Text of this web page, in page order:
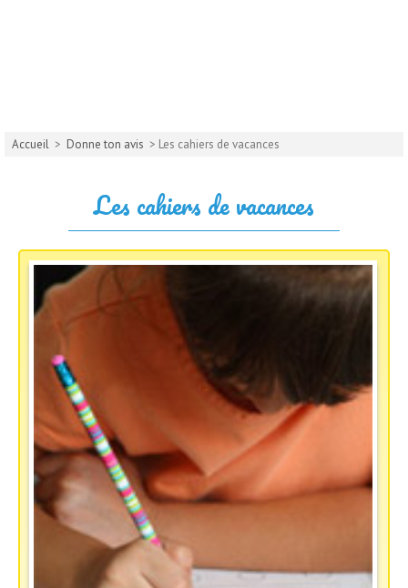
Accueil > Donne ton avis > Les cahiers de vacances
Les cahiers de vacances